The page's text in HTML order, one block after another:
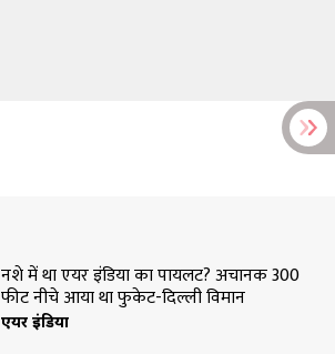
नशे में था एयर इंडिया का पायलट? अचानक 300
फीट नीचे आया था फुकेट-दिल्ली विमान
एयर इंडिया